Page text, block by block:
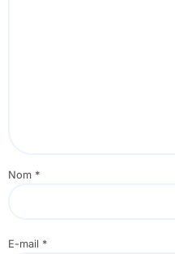
Nom *
E-mail *